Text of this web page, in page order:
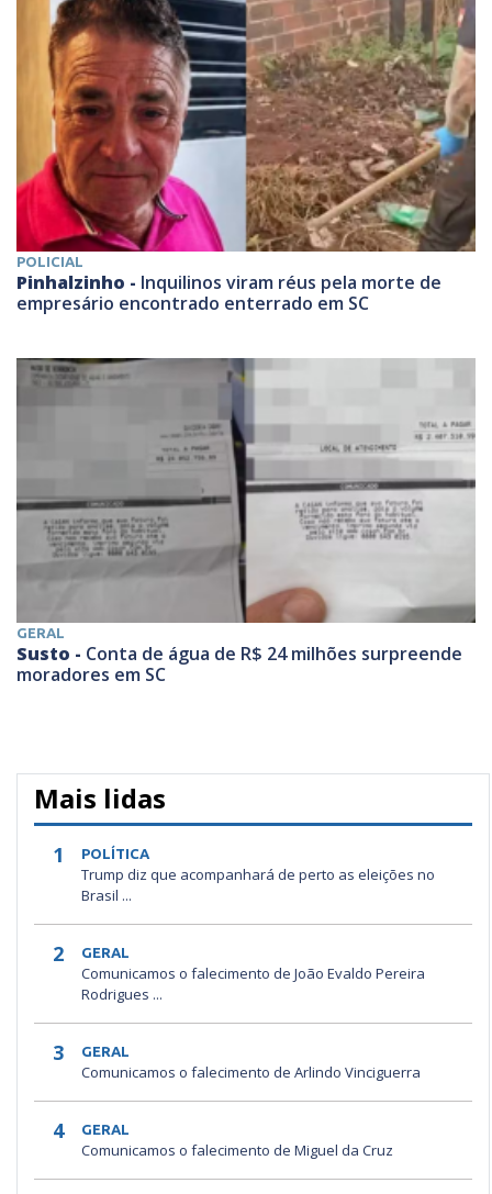
POLICIAL
Pinhalzinho - Inquilinos viram réus pela morte de
empresário encontrado enterrado em SC
GERAL
Susto - Conta de água de R$ 24 milhões surpreende
moradores em SC
Mais lidas
1 POLÍTICA
Trump diz que acompanhará de perto as eleições no
Brasil ...
2 GERAL
Comunicamos o falecimento de João Evaldo Pereira
Rodrigues ...
3 GERAL
Comunicamos o falecimento de Arlindo Vinciguerra
4 GERAL
Comunicamos o falecimento de Miguel da Cruz